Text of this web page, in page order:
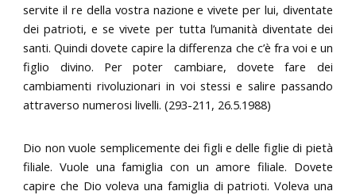
servite il re della vostra nazione e vivete per lui, diventate
dei patrioti, e se vivete per tutta l’umanità diventate dei
santi. Quindi dovete capire la differenza che c’è fra voi e un
figlio divino. Per poter cambiare, dovete fare dei
cambiamenti rivoluzionari in voi stessi e salire passando
attraverso numerosi livelli. (293-211, 26.5.1988)
Dio non vuole semplicemente dei figli e delle figlie di pietà
filiale. Vuole una famiglia con un amore filiale. Dovete
capire che Dio voleva una famiglia di patrioti. Voleva una